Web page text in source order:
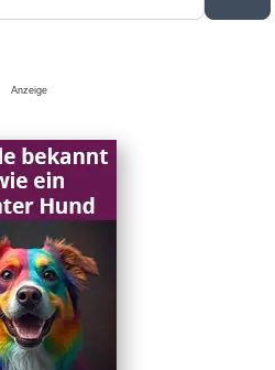
Anzeige